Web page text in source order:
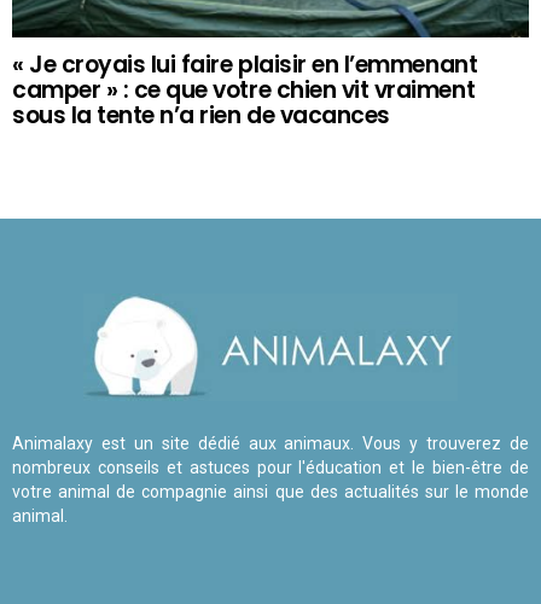
« Je croyais lui faire plaisir en l’emmenant
camper » : ce que votre chien vit vraiment
sous la tente n’a rien de vacances
Animalaxy est un site dédié aux animaux. Vous y trouverez de
nombreux conseils et astuces pour l'éducation et le bien-être de
votre animal de compagnie ainsi que des actualités sur le monde
animal.